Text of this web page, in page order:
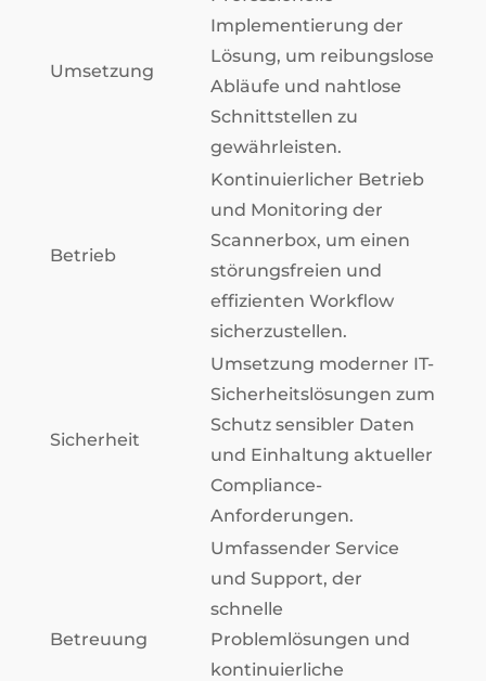
Umsetzung
Implementierung der
Lösung, um reibungslose
Abläufe und nahtlose
Schnittstellen zu
gewährleisten.
Betrieb
Kontinuierlicher Betrieb
und Monitoring der
Scannerbox, um einen
störungsfreien und
effizienten Workflow
sicherzustellen.
Sicherheit
Umsetzung moderner IT-
Sicherheitslösungen zum
Schutz sensibler Daten
und Einhaltung aktueller
Compliance-
Anforderungen.
Betreuung
Umfassender Service
und Support, der
schnelle
Problemlösungen und
kontinuierliche